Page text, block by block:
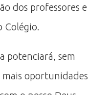
dos professores e
Colégio.
potenciará, sem
oportunidades